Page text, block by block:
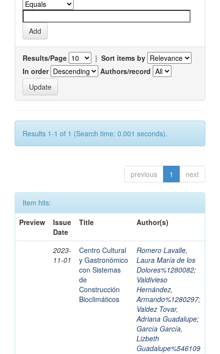
Results/Page | Sort items by
In order
Authors/record
Results 1-1 of 1 (Search time: 0.001 seconds).
previous 1 next
Item hits:
Preview
Issue
Date
Title Author(s)
2023-
11-01
Centro Cultural
y Gastronómico
con Sistemas
de
Construcción
Bioclimáticos
Romero Lavalle,
Laura María de los
Dolores%1280082;
Valdivieso
Hernández,
Armando%1280297;
Valdez Tovar,
Adriana Guadalupe;
García García,
Lizbeth
Guadalupe%546109